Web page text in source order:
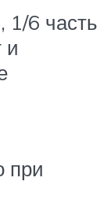
1/6 часть
и
при